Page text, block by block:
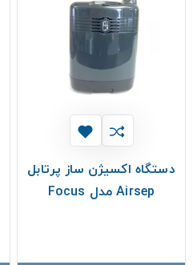
دستگاه اکسیژن ساز پرتابل
Airsep مدل Focus